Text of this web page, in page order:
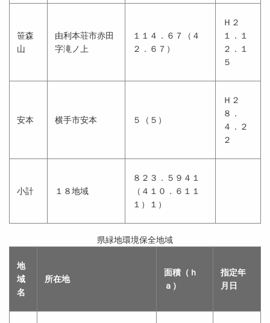
笹森
山
由利本荘市赤田
字滝ノ上
１１４．６７（４
２．６７）
Ｈ２
１．１
２．１
５
安本 横手市安本 ５（５）
Ｈ２
８．
４．２
２
小計 １８地域
８２３．５９４１
（４１０．６１１
１）１）
地
域
名
所在地
面積（ｈ
ａ）
指定年
月日
県緑地環境保全地域